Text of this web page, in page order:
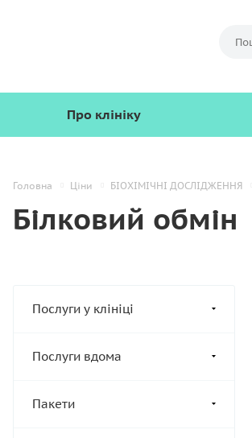
Про клініку
Головна Ціни БІОХІМІЧНІ ДОСЛІДЖЕННЯ
Білковий обмін
Послуги у клініці
Послуги вдома
Пакети